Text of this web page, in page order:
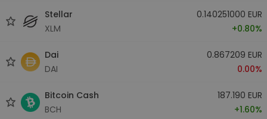
Stellar
XLM
0.140251000 EUR
+0.80%
Dai
DAI
0.867209 EUR
0.00%
Bitcoin Cash
BCH
187.190 EUR
+1.60%